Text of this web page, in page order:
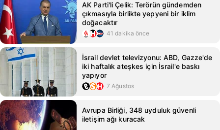
AK Parti'li Çelik: Terörün gündemden
çıkmasıyla birlikte yepyeni bir iklim
doğacaktır
41 dakika önce
İsrail devlet televizyonu: ABD, Gazze'de
iki haftalık ateşkes için İsrail'e baskı
yapıyor
7 Ağustos
Avrupa Birliği, 348 uyduluk güvenli
iletişim ağı kuracak